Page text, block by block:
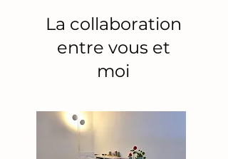
La collaboration
entre vous et
moi